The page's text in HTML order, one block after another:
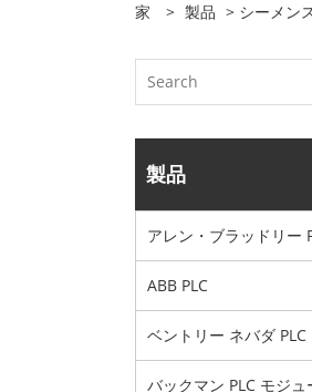
家 > 製品 > シーメン
製品
アレン・ブラッドリー
ABB PLC
ベントリー ネバダ PLC
バックマン PLC モジュ